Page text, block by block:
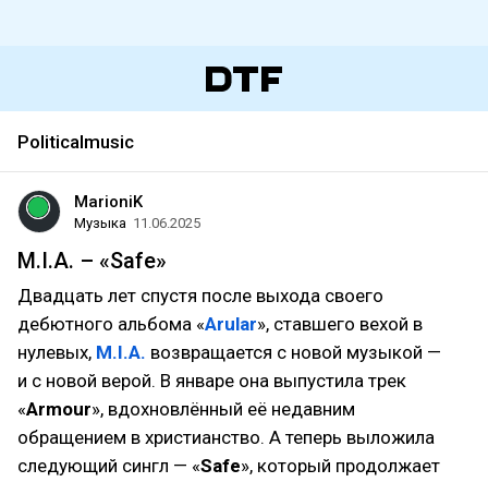
Politicalmusic
MarioniK
Музыка 11.06.2025
M.I.A. – «Safe»
Двадцать лет спустя после выхода своего
дебютного альбома «Arular», ставшего вехой в
нулевых, M.I.A. возвращается с новой музыкой —
и с новой верой. В январе она выпустила трек
«Armour», вдохновлённый её недавним
обращением в христианство. А теперь выложила
следующий сингл — «Safe», который продолжает